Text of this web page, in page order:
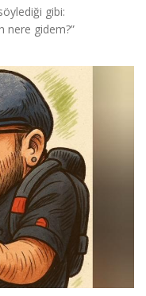
gibi:
nere gidem?”